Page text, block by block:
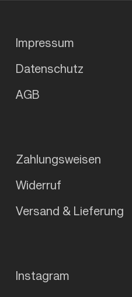
Impressum
Datenschutz
AGB
Zahlungsweisen
Widerruf
Versand & Lieferung
Instagram